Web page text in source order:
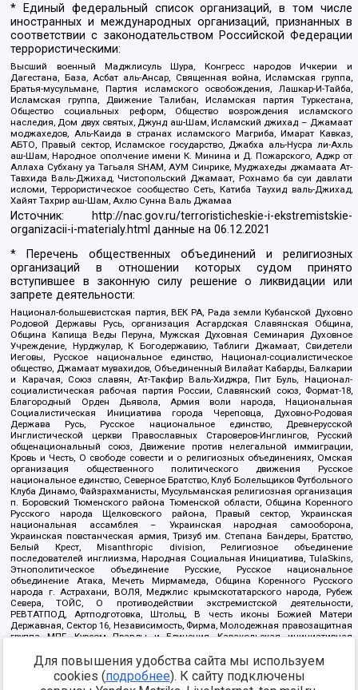
* Единый федеральный список организаций, в том числе
иностранных и международных организаций, признанных в
соответствии с законодательством Российской Федерации
террористическими:
Высший военный Маджлисуль Шура, Конгресс народов Ичкерии и
Дагестана, База, Асбат аль-Ансар, Священная война, Исламская группа,
Братья-мусульмане, Партия исламского освобождения, Лашкар-И-Тайба,
Исламская группа, Движение Талибан, Исламская партия Туркестана,
Общество социальных реформ, Общество возрождения исламского
наследия, Дом двух святых, Джунд аш-Шам, Исламский джихад – Джамаат
моджахедов, Аль-Каида в странах исламского Магриба, Имарат Кавказ,
АБТО, Правый сектор, Исламское государство, Джабха аль-Нусра ли-Ахль
аш-Шам, Народное ополчение имени К. Минина и Д. Пожарского, Аджр от
Аллаха Субхану уа Тагьаля SHAM, АУМ Синрике, Муджахеды джамаата Ат-
Тавхида Валь-Джихад, Чистопольский Джамаат, Рохнамо ба суи давлати
исломи, Террористическое сообщество Сеть, Катиба Таухид валь-Джихад,
Хайят Тахрир аш-Шам, Ахлю Сунна Валь Джамаа
Источник:
http://nac.gov.ru/terroristicheskie-i-ekstremistskie-
organizacii-i-materialy.html данные на06.12.2021
* Перечень общественных объединений и религиозных
организаций в отношении которых судом принято
вступившее в законную силу решение о ликвидации или
запрете деятельности:
Национал-большевистская партия, ВЕК РА, Рада земли Кубанской Духовно
Родовой Державы Русь, организация Асгардская Славянская Община,
Община Капища Веды Перуна, Мужская Духовная Семинария Духовное
Учреждение, Нурджулар, К Богодержавию, Таблиги Джамаат, Свидетели
Иеговы, Русское национальное единство, Национал-социалистическое
общество, Джамаат мувахидов, Объединенный Вилайат Кабарды, Балкарии
и Карачая, Союз славян, Ат-Такфир Валь-Хиджра, Пит Буль, Национал-
социалистическая рабочая партия России, Славянский союз, Формат-18,
Благородный Орден Дьявола, Армия воли народа, Национальная
Социалистическая Инициатива города Череповца, Духовно-Родовая
Держава Русь, Русское национальное единство, Древнерусской
Инглистической церкви Православных Староверов-Инглингов, Русский
общенациональный союз, Движение против нелегальной иммиграции,
Кровь и Честь, О свободе совести и о религиозных объединениях, Омская
организация общественного политического движения Русское
национальное единство, Северное Братство, Клуб Болельщиков Футбольного
Клуба Динамо, Файзрахманисты, Мусульманская религиозная организация
п. Боровский Тюменского района Тюменской области, Община Коренного
Русского народа Щелковского района, Правый сектор, Украинская
национальная ассамблея – Украинская народная самооборона,
Украинская повстанческая армия, Тризуб им. Степана Бандеры, Братство,
Белый Крест, Misanthropic division, Религиозное объединение
последователей инглиизма, Народная Социальная Инициатива, TulaSkins,
Этнополитическое объединение Русские, Русское национальное
объединение Атака, Мечеть Мирмамеда, Община Коренного Русского
народа г. Астрахани, ВОЛЯ, Меджлис крымскотатарского народа, Рубеж
Севера, ТОЙС, О противодействии экстремистской деятельности,
РЕВТАТПОД, Артподготовка, Штольц, В честь иконы Божией Матери
Державная, Сектор 16, Независимость, Фирма, Молодежная правозащитная
группа МПГ, Курсом Правды и Единения, Каракольская инициативная
Благотворительный пансионат Ак Умут, Русская республика Русь,
Арестантское уголовное единство, Башкорт, Нация и свобода, W.H.С., Фалунь
Дафа, Иртыш Ultras, Русский Патриотический клуб-Новокузнецк/РПК,
Для повышения удобства сайта мы используем
cookies (подробнее). К сайту подключены